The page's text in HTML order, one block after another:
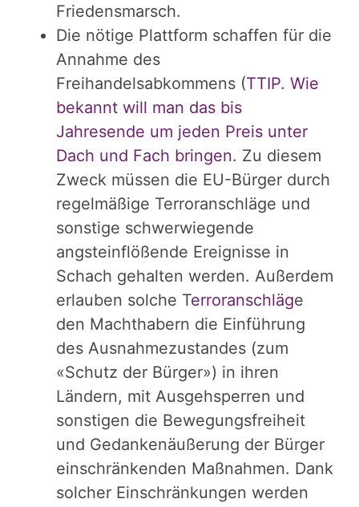
Friedensmarsch.
Die nötige Plattform schaffen für die
Annahme des
Freihandelsabkommens (TTIP. Wie
bekannt will man das bis
Jahresende um jeden Preis unter
Dach und Fach bringen. Zu diesem
Zweck müssen die EU-Bürger durch
regelmäßige Terroranschläge und
sonstige schwerwiegende
angsteinflößende Ereignisse in
Schach gehalten werden. Außerdem
erlauben solche Terroranschläge
den Machthabern die Einführung
des Ausnahmezustandes (zum
«Schutz der Bürger») in ihren
Ländern, mit Ausgehsperren und
sonstigen die Bewegungsfreiheit
und Gedankenäußerung der Bürger
einschränkenden Maßnahmen. Dank
solcher Einschränkungen werden